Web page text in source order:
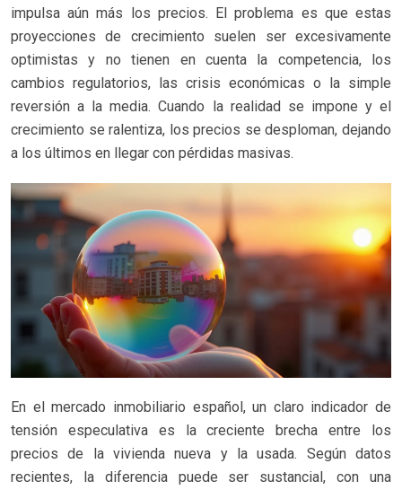
impulsa aún más los precios. El problema es que estas
proyecciones de crecimiento suelen ser excesivamente
optimistas y no tienen en cuenta la competencia, los
cambios regulatorios, las crisis económicas o la simple
reversión a la media. Cuando la realidad se impone y el
crecimiento se ralentiza, los precios se desploman, dejando
a los últimos en llegar con pérdidas masivas.
En el mercado inmobiliario español, un claro indicador de
tensión especulativa es la creciente brecha entre los
precios de la vivienda nueva y la usada. Según datos
recientes, la diferencia puede ser sustancial, con una